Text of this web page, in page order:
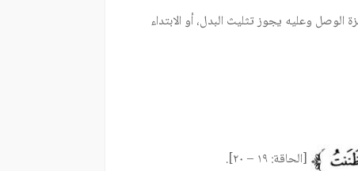
الوصل وعليه يجوز تثليث البدل، أو الابتداء
[الحاقة: ١٩ – ٢٠].